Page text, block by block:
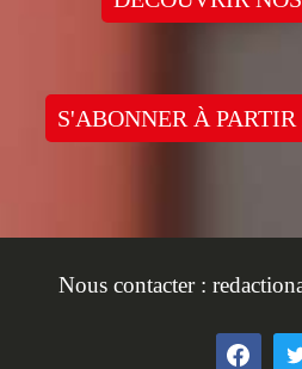
S'ABONNER À
Nous contacter :